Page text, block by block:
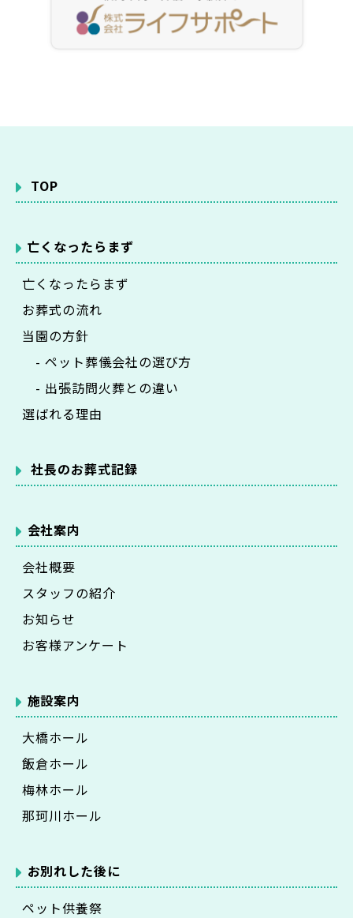
TOP
亡くなったらまず
亡くなったらまず
お葬式の流れ
当園の方針
- ペット葬儀会社の選び方
- 出張訪問火葬との違い
選ばれる理由
社長のお葬式記録
会社案内
会社概要
スタッフの紹介
お知らせ
お客様アンケート
施設案内
大橋ホール
飯倉ホール
梅林ホール
那珂川ホール
お別れした後に
ペット供養祭